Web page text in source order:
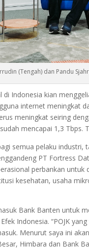
(Tengah) dan Pandu
Indonesia kian
internet meningkat
meningkat seiring
mencapai 1,3 Tbps.
semua pelaku industri,
PT Fortress
perbankan
kesehatan, usaha
Bank Banten untuk
Indonesia. “POJK
Menurut saya ini
Himbara dan Bank